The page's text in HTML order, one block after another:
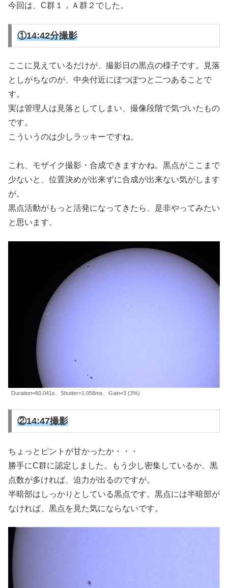
今回は、C群１，Ａ群２でした。
①14:42分撮影
ここに見えているだけが、撮影日の黒点の様子です。見落
としがちなのが、中央付近にぽつぽつと二つあることで
す。
実は管理人は見落としてしまい、撮像段階で気づいたもの
です。
こういうのは少しラッキーですね。
これ、モザイク撮影・合成できますかね。黒点がここまで
少ないと、位置決めが出来ずに合成が出来ない気がします
が。
黒点活動がもっと活発になってきたら、是非やってみたい
と思います。
Duration=60.041s、Shutter=1.058ms、Gain=3 (3%)
②14:47撮影
ちょっとピントが甘かったか・・・
勝手にC群に認定しました。もう少し密集しているか、黒
点数が多ければ、迫力が出るのですが。
半暗部はしっかりとしている黒点です。黒点には半暗部が
なければ、黒点を見た気にならないです。